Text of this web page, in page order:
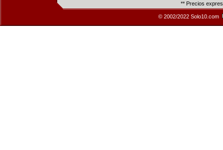
** Precios
© 2002/2022 Solo10.com